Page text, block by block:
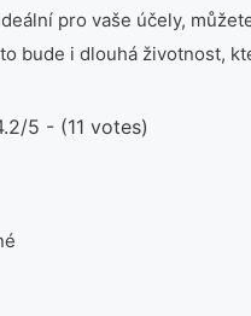
pro vaše účely,
bude i dlouhá životnost,
5 - (11 votes)